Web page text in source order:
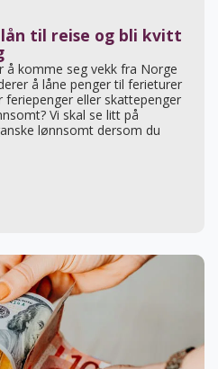
til reise og bli kvitt
å komme seg vekk fra Norge
å låne penger til ferieturer
eller skattepenger
Vi skal se litt på
lønnsomt dersom du